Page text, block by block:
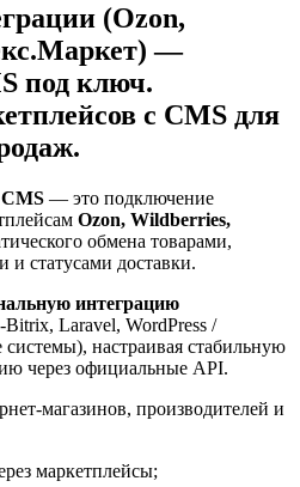
(Ozon,
—
под ключ.
с CMS для
— это подключение
Ozon, Wildberries,
обмена товарами,
и статусами доставки.
интеграцию
Bitrix, Laravel, WordPress /
настраивая стабильную
через официальные API.
магазинов, производителей и
маркетплейсы;